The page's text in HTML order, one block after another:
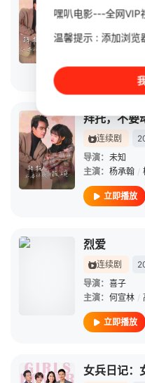
连续剧
导演：赵天伊
主演： 杨承翰 /
立即播放
拜托，不要
连续剧
导演： 未知
主演： 杨承翰 /
立即播放
烈爱
连续剧
导演： 喜子
主演： 何宣林 /
立即播放
女兵日记：
嘿叭电影---全网VIP
温馨提示 : 添加浏览